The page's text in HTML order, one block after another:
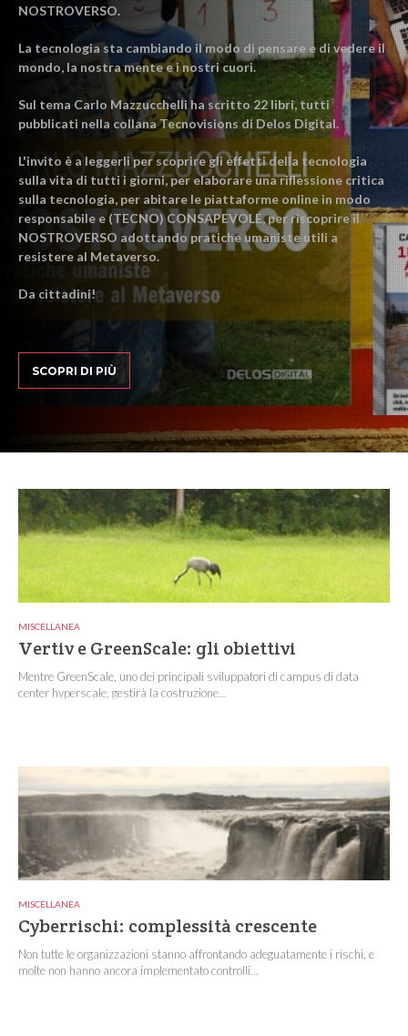
NOSTROVERSO.
La tecnologia sta cambiando il modo di pensare e di vedere il
mondo, la nostra mente e i nostri cuori.
Sul tema Carlo Mazzucchelli ha scritto 22 libri, tutti
pubblicati nella collana Tecnovisions di Delos Digital.
L'invito è a leggerli per scoprire gli effetti della tecnologia
sulla vita di tutti i giorni, per elaborare una riflessione critica
sulla tecnologia, per abitare le piattaforme online in modo
responsabile e (TECNO) CONSAPEVOLE, per riscoprire il
NOSTROVERSO adottando pratiche umaniste utili a
resistere al Metaverso.
Da cittadini!
SCOPRI DI PIÙ
MISCELLANEA
Vertiv e GreenScale: gli obiettivi
Mentre GreenScale, uno dei principali sviluppatori di campus di data
center hyperscale, gestirà la costruzione...
MISCELLANEA
Cyberrischi: complessità crescente
Non tutte le organizzazioni stanno affrontando adeguatamente i rischi, e
molte non hanno ancora implementato controlli...